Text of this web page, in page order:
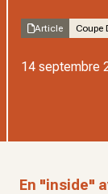
Article Coupe
14 septembre
En "inside"